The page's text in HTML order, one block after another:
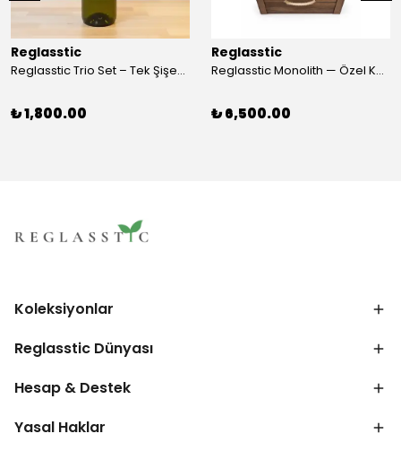
Reglasstic
Reglasstic Trio Set – Tek Şişeden 3 Parça
₺ 1,800.00
Reglasstic
Reglasstic Monolith — Özel Kutulu Cam Nargile
₺ 6,500.00
Koleksiyonlar
Reglasstic Dünyası
Hesap & Destek
Yasal Haklar